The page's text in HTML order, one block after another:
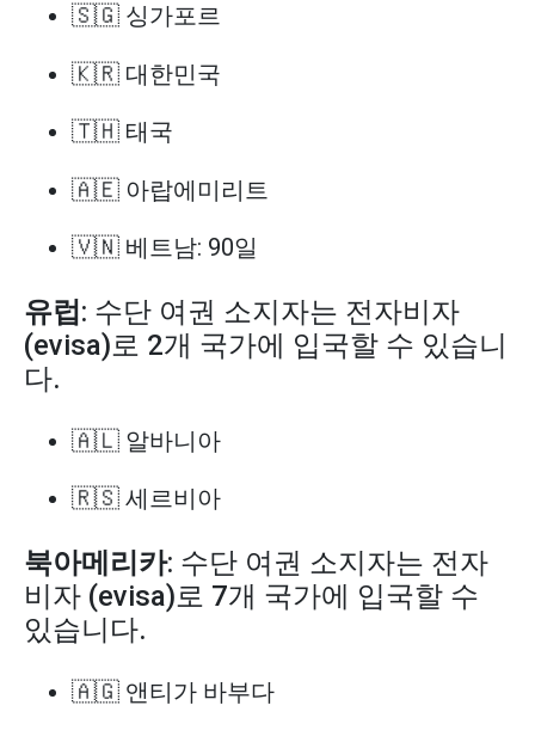
🇸🇬 싱가포르
🇰🇷 대한민국
🇹🇭 태국
🇦🇪 아랍에미리트
🇻🇳 베트남: 90일
유럽 : 수단 여권 소지자는 전자비자
(evisa)로 2개 국가에 입국할 수 있습니
다.
🇦🇱 알바니아
🇷🇸 세르비아
북아메리카: 수단 여권 소지자는 전자
비자 (evisa)로 7개 국가에 입국할 수
있습니다.
🇦🇬 앤티가 바부다